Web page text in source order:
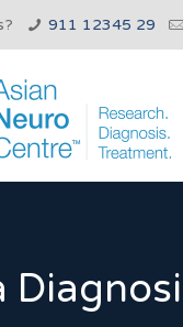
911 12345 29